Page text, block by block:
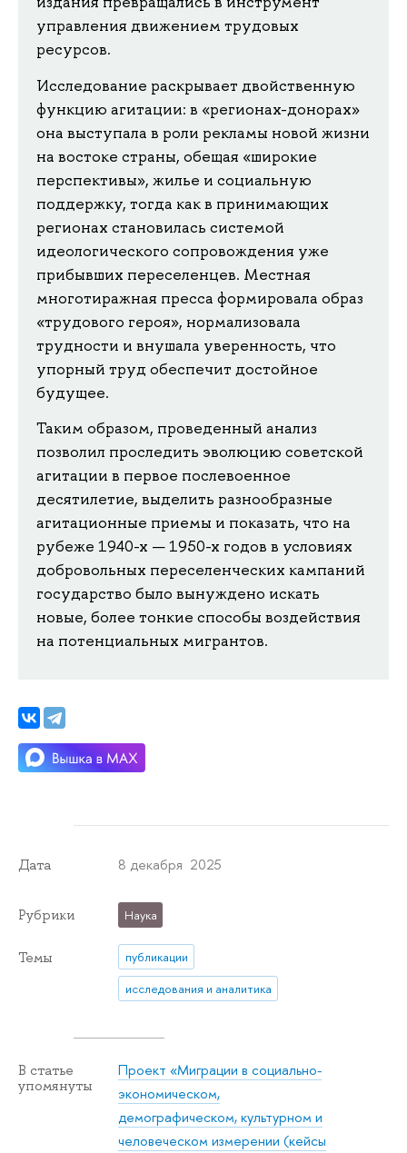
управления движением трудовых
ресурсов.
Исследование раскрывает двойственную
функцию агитации: в «регионах-донорах»
она выступала в роли рекламы новой жизни
на востоке страны, обещая «широкие
перспективы», жилье и социальную
поддержку, тогда как в принимающих
регионах становилась системой
идеологического сопровождения уже
прибывших переселенцев. Местная
многотиражная пресса формировала образ
«трудового героя», нормализовала
трудности и внушала уверенность, что
упорный труд обеспечит достойное
будущее.
Таким образом, проведенный анализ
позволил проследить эволюцию советской
агитации в первое послевоенное
десятилетие, выделить разнообразные
агитационные приемы и показать, что на
рубеже 1940-х — 1950-х годов в условиях
добровольных переселенческих кампаний
государство было вынуждено искать
новые, более тонкие способы воздействия
на потенциальных мигрантов.
Дата 8 декабря 2025
Рубрики Наука
Темы
публикации
исследования и аналитика
В статье
упомянуты
Проект «Миграции в социально-
экономическом,
демографическом, культурном и
человеческом измерении (кейсы